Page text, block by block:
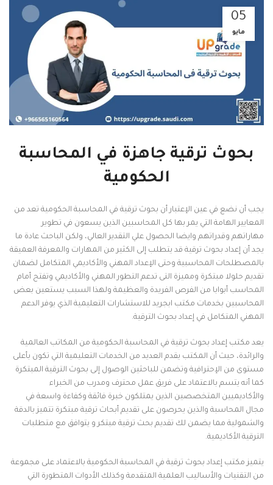
05
مايو
بحوث ترقية جاهزة في المحاسبة
الحكومية
يجب أن نضع في عين الإعتبار أن بحوث ترقية في المحاسبة الحكومية تعد من
المعايير الهامة التي يمر بها كل المحاسبين الذين يسعون في تطوير
مهاراتهم وقدراتهم وايضا الحصول علي التقدير العالي، ولكن الباحث عادة ما
يجد أن إعداد بحوث ترقية قد يتطلب إلى الكثير من المهارات والمعرفة العميقة
بالمصطلحات المحاسبية وحتى الإعداد المهني والأكاديمي المتكامل لضمان
تقديم حلولا مبتكرة ومميزة التى تدعم التطور المهني والأكاديمي وتفتح أمام
المحاسب أبوابا من الفرص الفريدة والعظيمة ولهذا السبب يستعين بعض
المحاسبين بخدمات مكتب ابجريد للاستشارات التعليمية الذي يوفر الدعم
المهني المتكامل في إعداد بحوث الترقية.
يعد مكتب إعداد بحوث ترقية في المحاسبة الحكومية من المكاتب العالمية
والرائدة، حيث أن المكتب يقدم العديد من الخدمات التعليمية التي تكون بأعلى
مستوى من الإحترافية وتضمن للباحثين الوصول إلى بحوث الترقية المبتكرة
كما أنه يتسم بالاعتماد على فريق عمل محترف ومدرب من الخبراء
والأكاديميين المتخصصين الذين يمتلكون خبرة فائقة وكفاءة واسعة في
مجال المحاسبة والذين يحرصون على تقديم أبحاث ترقية مبتكرة تتميز بالدقة
والشمولية مما يضمن لك تقديم بحث ترقية مبتكر و يتوافق مع متطلبات
الترقية الأكاديمية.
يتميز مكتب إعداد بحوث ترقية في المحاسبة الحكومية بالاعتماد على مجموعة
من التقنيات والأساليب العلمية المتقدمة وكذلك الأدوات المتطورة التي